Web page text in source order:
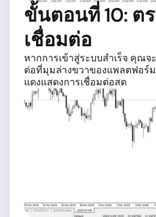
ขั้นตอนที่ 10: ต
เชื่อมต่อ
หากการเข้าสู่ระบบสำเร็จ คุณจ
ต่อที่มุมล่างขวาของแพลตฟอร์
แดงแสดงการเชื่อมต่อสด